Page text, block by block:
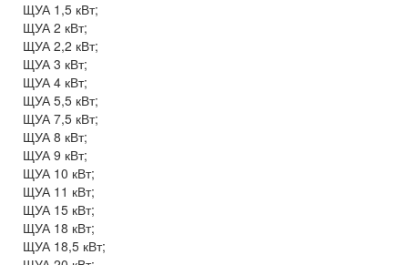
ЩУА 1,5 кВт;
ЩУА 2 кВт;
ЩУА 2,2 кВт;
ЩУА 3 кВт;
ЩУА 4 кВт;
ЩУА 5,5 кВт;
ЩУА 7,5 кВт;
ЩУА 8 кВт;
ЩУА 9 кВт;
ЩУА 10 кВт;
ЩУА 11 кВт;
ЩУА 15 кВт;
ЩУА 18 кВт;
ЩУА 18,5 кВт;